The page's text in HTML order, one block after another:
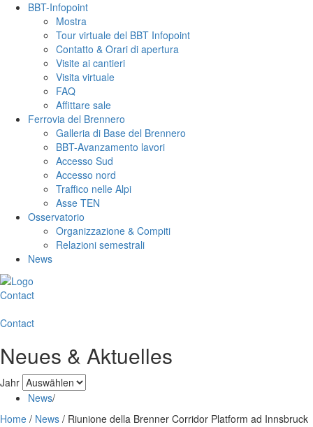
BBT-Infopoint
Mostra
Tour virtuale del BBT Infopoint
Contatto & Orari di apertura
Visite ai cantieri
Visita virtuale
FAQ
Affittare sale
Ferrovia del Brennero
Galleria di Base del Brennero
BBT-Avanzamento lavori
Accesso Sud
Accesso nord
Traffico nelle Alpi
Asse TEN
Osservatorio
Organizzazione & Compiti
Relazioni semestrali
News
Contact
Contact
Neues & Aktuelles
Jahr
News/
Home / News / Riunione della Brenner Corridor Platform ad Innsbruck